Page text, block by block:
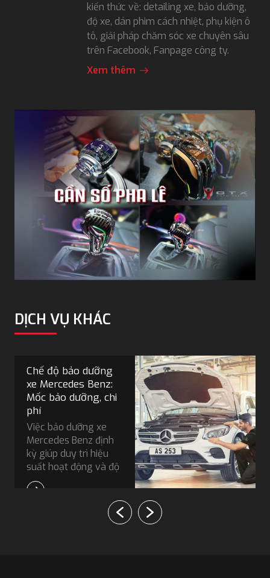
kiến thức về: detailing xe, bảo dưỡng,
độ xe, dán phim cách nhiệt, phụ kiện ô
tô, giải pháp chăm sóc xe chuyên sâu
trên Facebook, Fanpage công ty.
Xem thêm
DỊCH VỤ KHÁC
Chế độ bảo dưỡng
xe Mercedes Benz:
Mốc bảo dưỡng, chi
phí
Việc bảo dưỡng xe
Mercedes Benz định
kỳ giúp duy trì hiệu
suất hoạt động và độ
bền bỉ của xe. Trong
sẽ cung cấp những
thông tin chi tiết về